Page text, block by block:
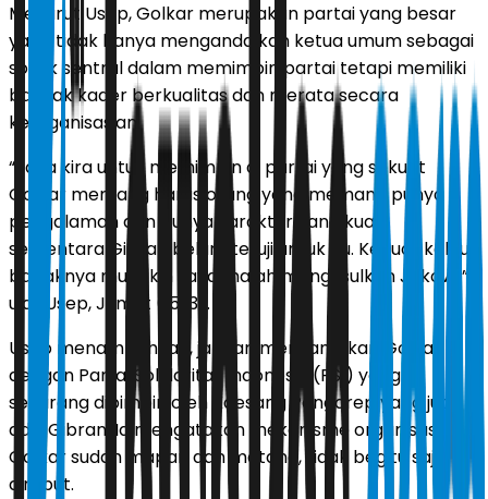
Menurut Usep, Golkar merupakan partai yang besar
yang tidak hanya mengandalkan ketua umum sebagai
sosok sentral dalam memimpin partai tetapi memiliki
banyak kader berkualitas dan merata secara
keorganisasian.
“Saya kira untuk memimpin di partai yang sekuat
Golkar memang harus orang yang memang punya
pengalaman dan punya karakter yang kuat,
sementara Gibran belum teruji untuk itu. Kecuali kalau
bapaknya mungkin saya malah mengusulkan Jokowi,”
ujar Usep, Jumat (15/3).
Usep menambahkan, jangan menyamakan Golkar
dengan Partai Solidaritas Indonesia (PSI) yang
sekarang dipimpin oleh Kaesang Pangarep yang juga
adik Gibran. Ia mengatakan mekanisme organisasi
Golkar sudah mapan dan matang, tidak begitu saja
direbut.